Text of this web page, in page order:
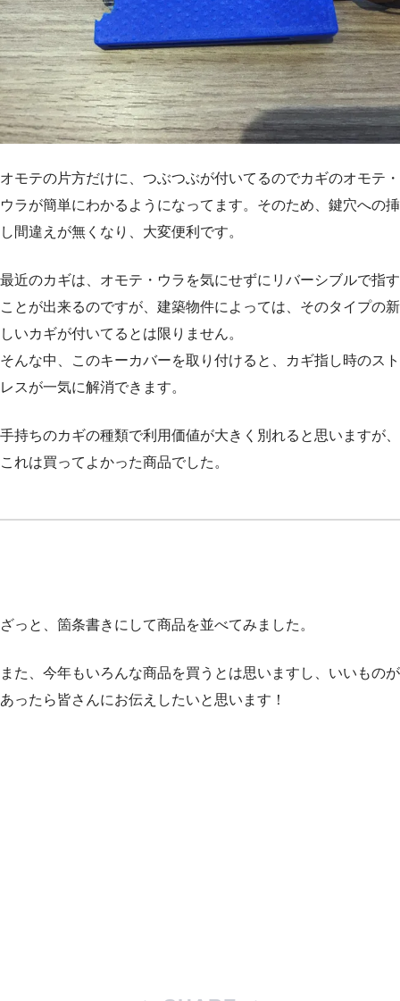
オモテの片方だけに、つぶつぶが付いてるのでカギのオモテ・
ウラが簡単にわかるようになってます。そのため、鍵穴への挿
し間違えが無くなり、大変便利です。
最近のカギは、オモテ・ウラを気にせずにリバーシブルで指す
ことが出来るのですが、建築物件によっては、そのタイプの新
しいカギが付いてるとは限りません。
そんな中、このキーカバーを取り付けると、カギ指し時のスト
レスが一気に解消できます。
手持ちのカギの種類で利用価値が大きく別れると思いますが、
これは買ってよかった商品でした。
ざっと、箇条書きにして商品を並べてみました。
また、今年もいろんな商品を買うとは思いますし、いいものが
あったら皆さんにお伝えしたいと思います！